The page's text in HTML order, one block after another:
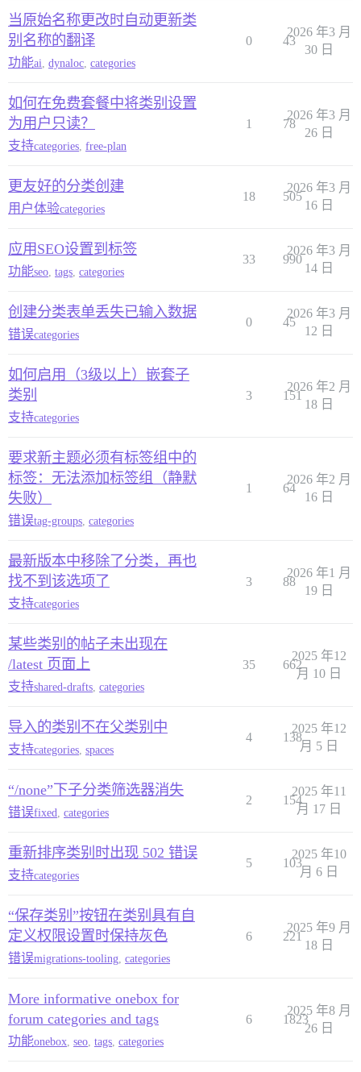
当原始名称更改时自动更新类
别名称的翻译
功能ai dynaloc categories
0 43
2026 年3 月
30 日
如何在免费套餐中将类别设置
为用户只读？
支持categories free-plan
1 78
2026 年3 月
26 日
更友好的分类创建
用户体验categories
18 505
2026 年3 月
16 日
应用SEO设置到标签
功能seo tags categories
33 990
2026 年3 月
14 日
创建分类表单丢失已输入数据
错误categories
0 45
2026 年3 月
12 日
如何启用（3级以上）嵌套子
类别
支持categories
3 151
2026 年2 月
18 日
要求新主题必须有标签组中的
标签：无法添加标签组（静默
失败）
错误tag-groups categories
1 64
2026 年2 月
16 日
最新版本中移除了分类，再也
找不到该选项了
支持categories
3 88
2026 年1 月
19 日
某些类别的帖子未出现在
/latest 页面上
支持shared-drafts categories
35 662
2025 年12
月 10 日
导入的类别不在父类别中
支持categories spaces
4 138
2025 年12
月 5 日
“/none”下子分类筛选器消失
错误fixed categories
2 154
2025 年11
月 17 日
重新排序类别时出现 502 错误
支持categories
5 103
2025 年10
月 6 日
“保存类别”按钮在类别具有自
定义权限设置时保持灰色
错误migrations-tooling categories
6 221
2025 年9 月
18 日
More informative onebox for
forum categories and tags
功能onebox seo tags categories
6 1823
2025 年8 月
26 日